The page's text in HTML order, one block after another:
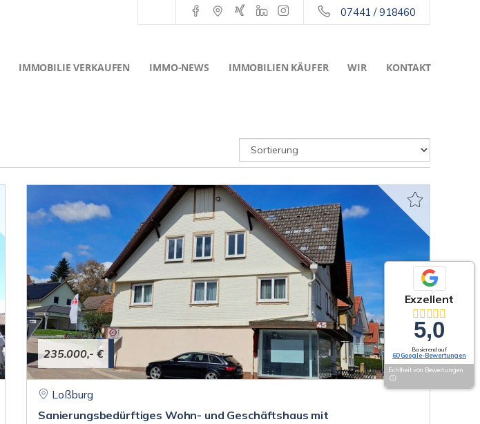
07441 / 918460
IMMOBILIE VERKAUFEN IMMO-NEWS IMMOBILIEN KÄUFER WIR KONTAKT
235.000,- €
Loßburg
Sanierungsbedürftiges Wohn- und Geschäftshaus mit
Exzellent
5,0
Basierend auf
60 Google-Bewertungen
Echtheit von Bewertungen